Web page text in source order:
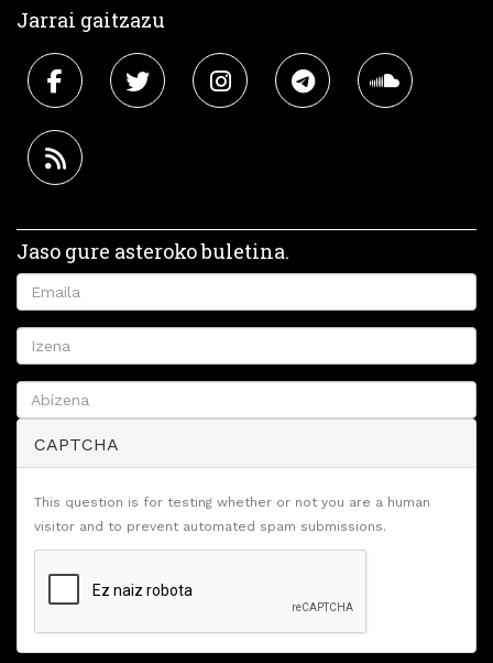
Jarrai gaitzazu
Jaso gure asteroko buletina.
CAPTCHA
This question is for testing whether or not you are a human
visitor and to prevent automated spam submissions.